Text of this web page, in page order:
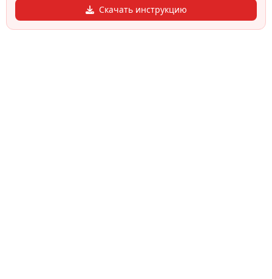
Скачать инструкцию